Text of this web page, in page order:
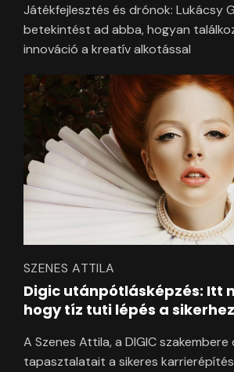
Játékfejlesztés és drónok: Lukácsy
betekintést ad abba, hogyan
innováció a kreatív alkotással
SZENES ATTILA
Digic utánpótlásképzés: Itt
hogy tíz tuti lépés a
A Szenes Attila, a DIGIC
tapasztalatait a sikeres